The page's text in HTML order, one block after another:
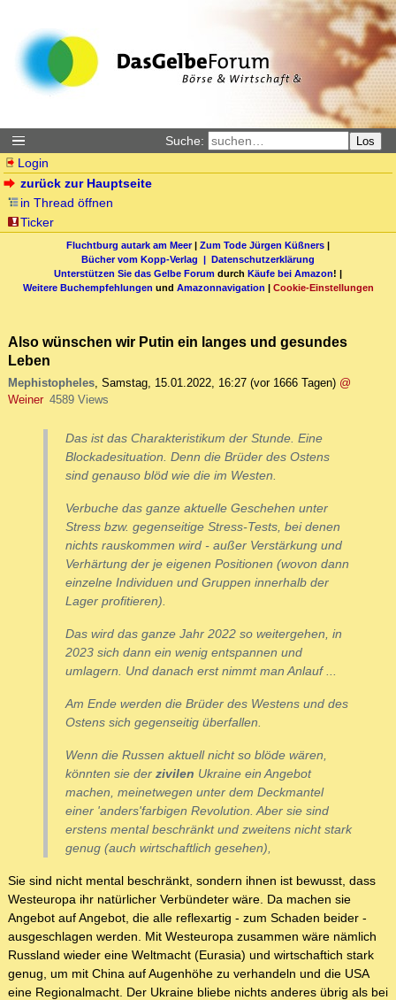
Suche: Los
Login
zurück zur Hauptseite
in Thread öffnen
Ticker
Fluchtburg autark am Meer| Zum Tode Jürgen Küßners |
Bücher vom Kopp-Verlag | Datenschutzerklärung
Unterstützen Sie das Gelbe Forum durch Käufe bei Amazon! |
Weitere Buchempfehlungen und Amazonnavigation | Cookie-Einstellungen
Also wünschen wir Putin ein langes und gesundes
Leben
Mephistopheles, Samstag, 15.01.2022, 16:27 (vor 1666 Tagen) @
Weiner 4589 Views
Das ist das Charakteristikum der Stunde. Eine
Blockadesituation. Denn die Brüder des Ostens
sind genauso blöd wie die im Westen.
Verbuche das ganze aktuelle Geschehen unter
Stress bzw. gegenseitige Stress-Tests, bei denen
nichts rauskommen wird - außer Verstärkung und
Verhärtung der je eigenen Positionen (wovon dann
einzelne Individuen und Gruppen innerhalb der
Lager profitieren).
Das wird das ganze Jahr 2022 so weitergehen, in
2023 sich dann ein wenig entspannen und
umlagern. Und danach erst nimmt man Anlauf ...
Am Ende werden die Brüder des Westens und des
Ostens sich gegenseitig überfallen.
Wenn die Russen aktuell nicht so blöde wären,
könnten sie der zivilen Ukraine ein Angebot
machen, meinetwegen unter dem Deckmantel
einer 'anders'farbigen Revolution. Aber sie sind
erstens mental beschränkt und zweitens nicht stark
genug (auch wirtschaftlich gesehen),
Sie sind nicht mental beschränkt, sondern ihnen ist bewusst, dass
Westeuropa ihr natürlicher Verbündeter wäre. Da machen sie
Angebot auf Angebot, die alle reflexartig - zum Schaden beider -
ausgeschlagen werden. Mit Westeuropa zusammen wäre nämlich
Russland wieder eine Weltmacht (Eurasia) und wirtschaftich stark
genug, um mit China auf Augenhöhe zu verhandeln und die USA
eine Regionalmacht. Der Ukraine bliebe nichts anderes übrig als bei